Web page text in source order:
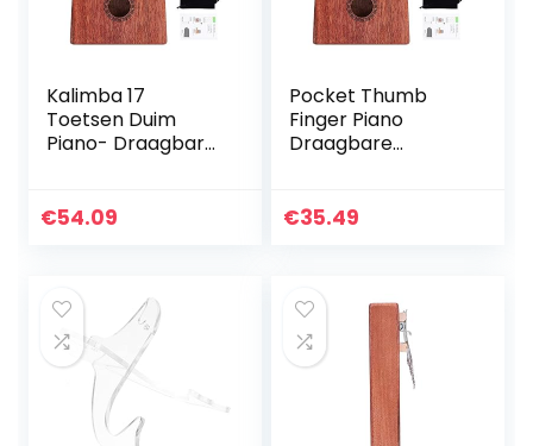
Kalimba 17
Toetsen Duim
Piano- Draagbare
body
€54.09
Pocket Thumb
Finger Piano
Draagbare
muzikaal talent.
€35.49